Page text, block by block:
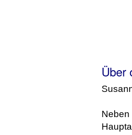
Über
Neben